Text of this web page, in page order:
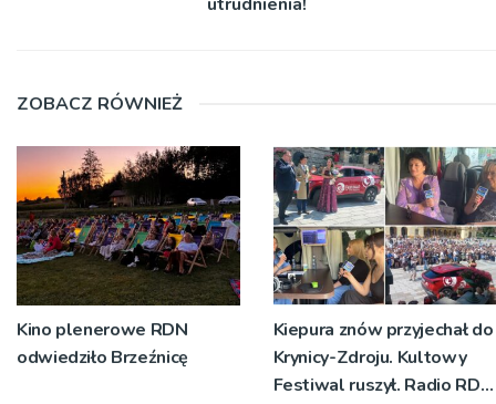
ZOBACZ RÓWNIEŻ
Kino plenerowe RDN
odwiedziło Brzeźnicę
Kiepura znów przyjechał do
Krynicy-Zdroju. Kultowy
Festiwal ruszył. Radio RDN